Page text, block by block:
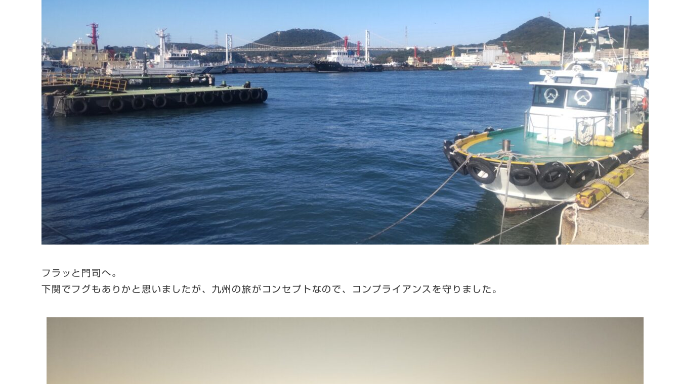
フラッと門司へ。
下関でフグもありかと思いましたが、九州の旅がコンセプトなので、コンプライアンスを守りました。